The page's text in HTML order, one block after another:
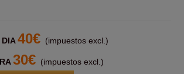
DIA40€ (impuestos excl.)
30€ (impuestos excl.)